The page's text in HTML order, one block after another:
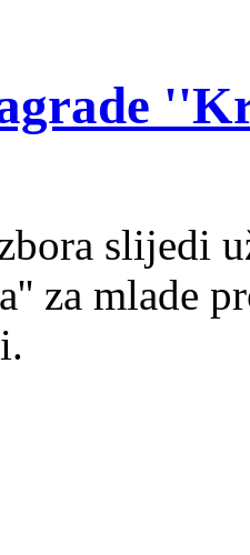
slijedi
za mlade